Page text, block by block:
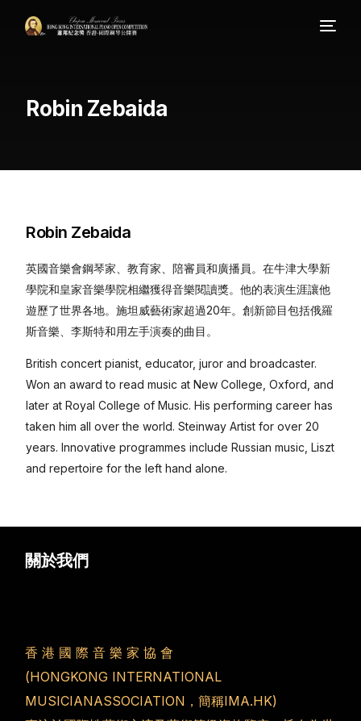
Robin Zebaida
Robin Zebaida
英國音樂會鋼琴家、教育家、陪審員和廣播員。在牛津大學新
學院和皇家音樂學院相繼獲得音樂閱讀獎。他的表演生涯讓他
遊歷了世界各地。施坦威藝術家超過20年。創新節目包括俄羅
斯音樂、李斯特和用左手演奏的曲目。
British concert pianist, educator, juror and broadcaster.
Won an award to read music at New College, Oxford, and
later at Royal College of Music. His performing career has
taken him all over the world. Steinway Artist for over 20
years. Innovative programmes include Russian music, Liszt
and repertoire for the left hand alone.
關於我們
香 港 國 際 音 樂 家 協 會
(HONGKONG INTERNATIONAL
MUSICIANASSOCIATION，簡稱IMA.HK)
简体中文